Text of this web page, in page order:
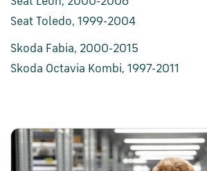
Seat Toledo, 1999-2004
Skoda Fabia, 2000-2015
Skoda Octavia Kombi, 1997-2011